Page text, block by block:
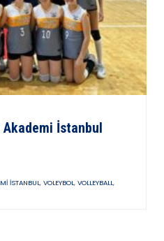
İstanbul
İSTANBUL, VOLEYBOL, VOLLEYBALL,